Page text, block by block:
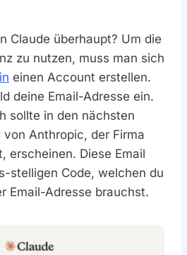
Claude überhaupt? Um die
zu nutzen, muss man sich
einen Account erstellen.
deine Email-Adresse ein.
sollte in den nächsten
von Anthropic, der Firma
erscheinen. Diese Email
stelligen Code, welchen du
Email-Adresse brauchst.